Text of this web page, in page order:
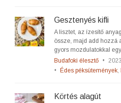
Gesztenyés kifli
A lisztet, az ízesítő
össze, majd add hozzá
gyors mozdulatokkal
Budafoki élesztő •
•
Édes péksütemények,
Körtés alagút